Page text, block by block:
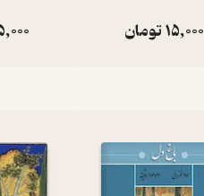
15,000تومان